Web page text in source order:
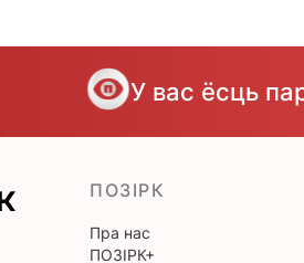
У вас ёсць
ПОЗІРК
Пра нас
ПОЗІРК+